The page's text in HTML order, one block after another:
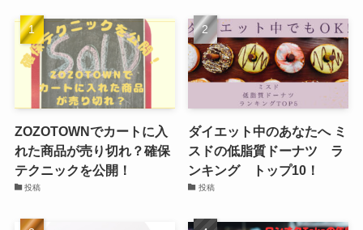
ZOZOTOWNでカートに入
れた商品が売り切れ？確保
テクニックを公開！
投稿
ダイエット中のあなたへ ミ
スドの低脂質ドーナツ ラ
ンキング トップ10！
投稿